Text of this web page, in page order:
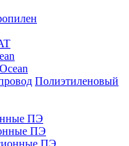
Полиэтиленовый
ПЭ
ПЭ
ПЭ